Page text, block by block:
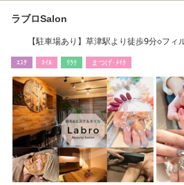
ラブロSalon
【駐車場あり】草津駅より徒歩9分◇フ
ｴｽﾃ ﾈｲﾙ ﾘﾗｸ まつげ･ﾒｲｸ